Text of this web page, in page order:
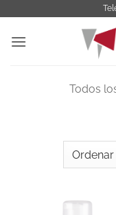
contenido
Todos